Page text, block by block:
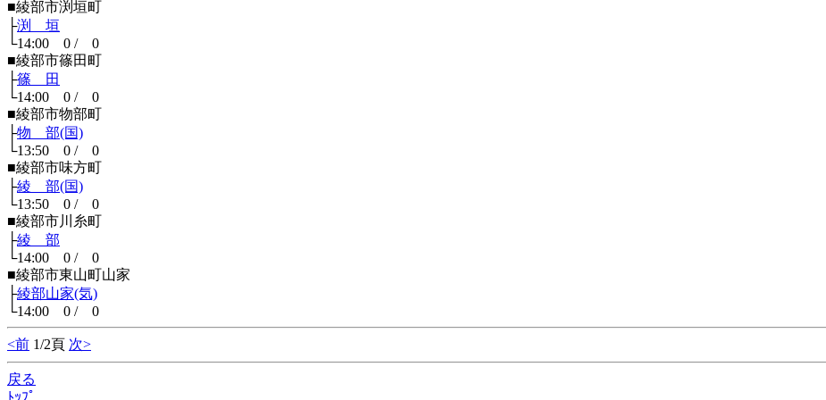
■綾部市渕垣町
├渕 垣
└14:00 0 / 0
■綾部市篠田町
├篠 田
└14:00 0 / 0
■綾部市物部町
├物 部(国)
└13:50 0 / 0
■綾部市味方町
├綾 部(国)
└13:50 0 / 0
■綾部市川糸町
├綾 部
└14:00 0 / 0
■綾部市東山町山家
├綾部山家(気)
└14:00 0 / 0
<前 1/2頁 次>
戻る
ﾄｯﾌﾟ